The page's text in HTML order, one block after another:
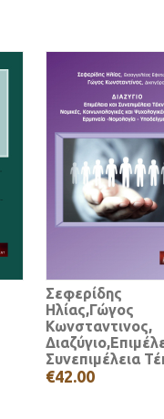
Σεφερίδης
Ηλίας,Γώγος
Κωνσταντινος,
Συνεπιμέλεια
€42.00